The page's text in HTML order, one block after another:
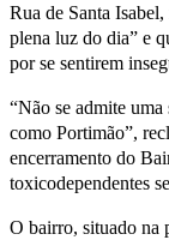
Rua de Santa
plena luz do dia” e
por se sentirem
“Não se admite uma
como Portimão”,
encerramento do
toxicodependentes
O bairro, situado na